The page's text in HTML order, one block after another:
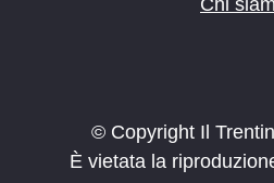
© Copyright Il
È vietata la